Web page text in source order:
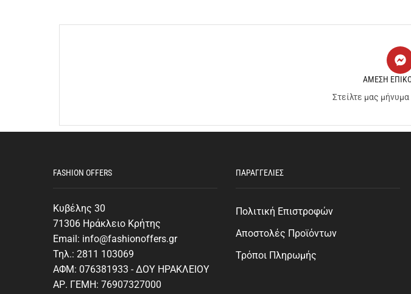
ΑΜΕΣΗ
Στείλτε μας
FASHION OFFERS
Κυβέλης 30
71306 Ηράκλειο Κρήτης
Email: info@fashionoffers.gr
Τηλ.: 2811 103069
ΑΦΜ: 076381933 - ΔΟΥ ΗΡΑΚΛΕΙΟΥ
ΑΡ. ΓΕΜΗ: 76907327000
ΠΑΡΑΓΓΕΛΙΕΣ
Πολιτική Επιστροφών
Αποστολές Προϊόντων
Τρόποι Πληρωμής